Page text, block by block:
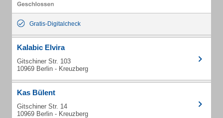
Gratis-Digitalcheck
Kalabic Elvira
Gitschiner Str. 103
10969 Berlin - Kreuzberg
Kas Bülent
Gitschiner Str. 14
10969 Berlin - Kreuzberg